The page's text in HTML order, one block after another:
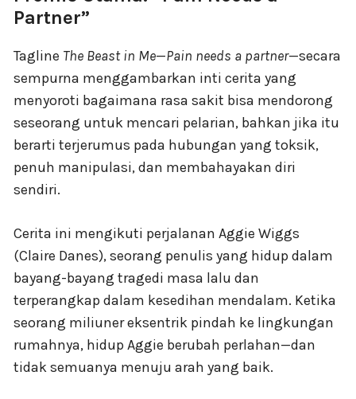
Partner”
Tagline The Beast in Me—Pain needs a partner—secara
sempurna menggambarkan inti cerita yang
menyoroti bagaimana rasa sakit bisa mendorong
seseorang untuk mencari pelarian, bahkan jika itu
berarti terjerumus pada hubungan yang toksik,
penuh manipulasi, dan membahayakan diri
sendiri.
Cerita ini mengikuti perjalanan Aggie Wiggs
(Claire Danes), seorang penulis yang hidup dalam
bayang-bayang tragedi masa lalu dan
terperangkap dalam kesedihan mendalam. Ketika
seorang miliuner eksentrik pindah ke lingkungan
rumahnya, hidup Aggie berubah perlahan—dan
tidak semuanya menuju arah yang baik.